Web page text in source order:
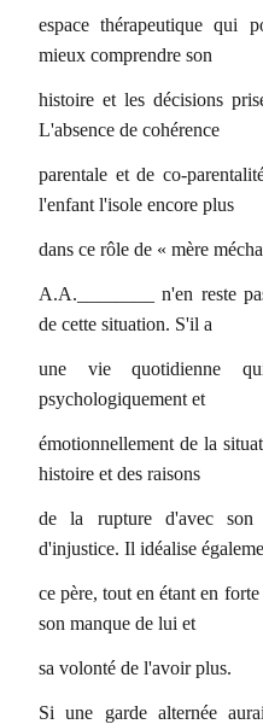
espace thérapeutique qui
mieux comprendre son
histoire et les décisions
L'absence de cohérence
parentale et de co-
l'enfant l'isole encore plus
dans ce rôle de « mère
A.A.________ n'en reste
de cette situation. S'il a
une vie quotidienne
psychologiquement et
émotionnellement de la
histoire et des raisons
de la rupture d'avec son
d'injustice. Il idéalise
ce père, tout en étant en
son manque de lui et
sa volonté de l'avoir plus.
Si une garde alternée